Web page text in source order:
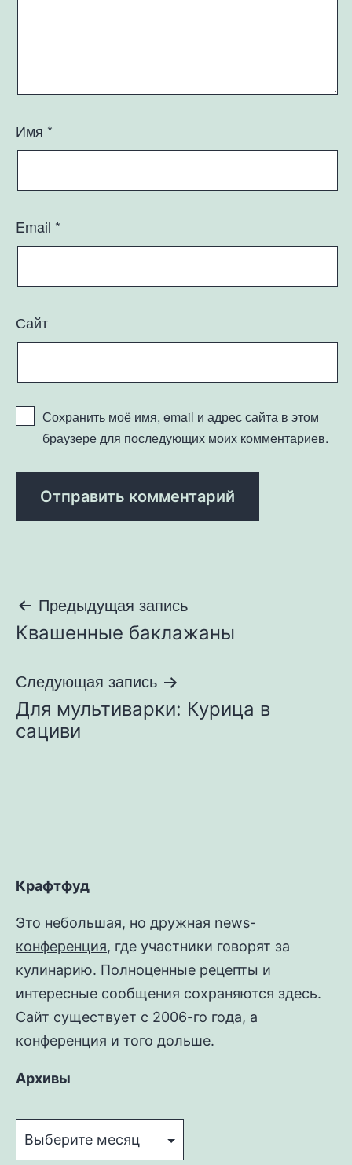
Имя *
Email *
Сайт
Сохранить моё имя, email и адрес сайта в этом
браузере для последующих моих комментариев.
Навигация
по
записям
Предыдущая запись
Квашенные баклажаны
Следующая запись
Для мультиварки: Курица в
сациви
Крафтфуд
Это небольшая, но дружная news-
конференция, где участники говорят за
кулинарию. Полноценные рецепты и
интересные сообщения сохраняются здесь.
Сайт существует с 2006-го года, а
конференция и того дольше.
Архивы